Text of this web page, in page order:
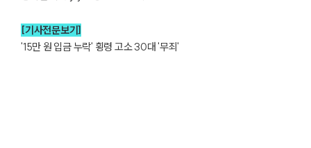
[기사전문보기]
'15만 원 입금 누락' 횡령 고소 30대 '무죄'